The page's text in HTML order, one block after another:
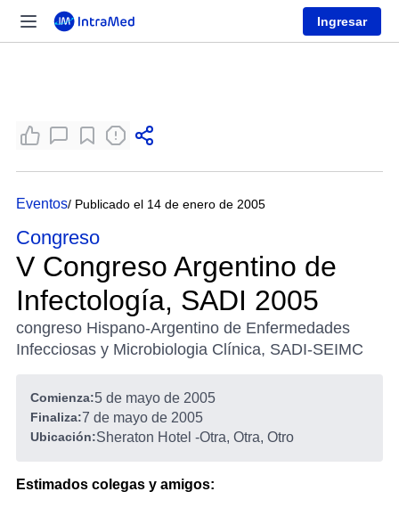
Ingresar
Eventos/ Publicado el 14 de enero de 2005
Congreso
V Congreso Argentino de
Infectología, SADI 2005
congreso Hispano-Argentino de Enfermedades
Infecciosas y Microbiologia Clínica, SADI-SEIMC
Comienza:5 de mayo de 2005
Finaliza:7 de mayo de 2005
Ubicación:Sheraton Hotel -Otra, Otra, Otro
Estimados colegas y amigos: